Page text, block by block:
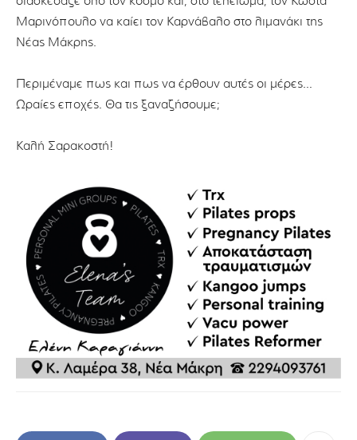
Μαρινόπουλο να καίει τον Καρνάβαλο στο λιμανάκι της
Νέας Μάκρης.
Περιμέναμε πως και πως να έρθουν αυτές οι μέρες…
Ωραίες εποχές. Θα τις ξαναζήσουμε;
Καλή Σαρακοστή!